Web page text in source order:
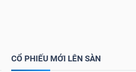
CỔ PHIẾU MỚI LÊN SÀN